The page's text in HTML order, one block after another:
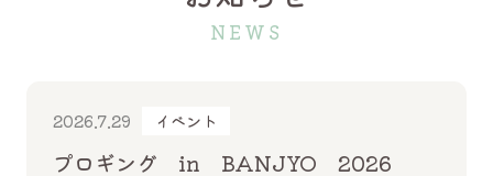
NEWS
2026.7.29 イベント
プロギング in BANJYO 2026